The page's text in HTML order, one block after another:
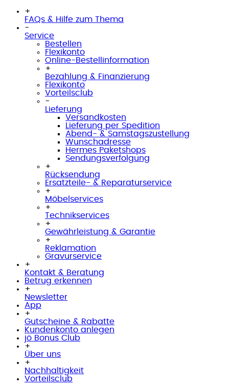
+
FAQs & Hilfe zum Thema
-
Service
Bestellen
Flexikonto
Online-Bestellinformation
+
Bezahlung & Finanzierung
Flexikonto
Vorteilsclub
-
Lieferung
Versandkosten
Lieferung per Spedition
Abend- & Samstagszustellung
Wunschadresse
Hermes Paketshops
Sendungsverfolgung
+
Rücksendung
Ersatzteile- & Reparaturservice
+
Möbelservices
+
Technikservices
+
Gewährleistung & Garantie
+
Reklamation
Gravurservice
+
Kontakt & Beratung
Betrug erkennen
+
Newsletter
App
+
Gutscheine & Rabatte
Kundenkonto anlegen
jö Bonus Club
+
Über uns
+
Nachhaltigkeit
Vorteilsclub